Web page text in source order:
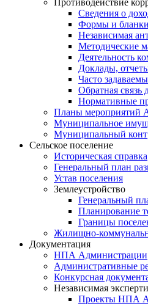
Противодействие
Сведения о
Формы и бланки
Независимая
Методические
Деятельность
Доклады,
Часто
Обратная связь
Нормативные
Планы мероприятий
Муниципальное
Муниципальный
Сельское поселение
Историческая справка
Генеральный план
Устав поселения
Землеустройство
Генеральный
Планирование
Границы
Жилищно-
Документация
НПА Администрации
Административные
Конкурсная
Независимая
Проекты НПА